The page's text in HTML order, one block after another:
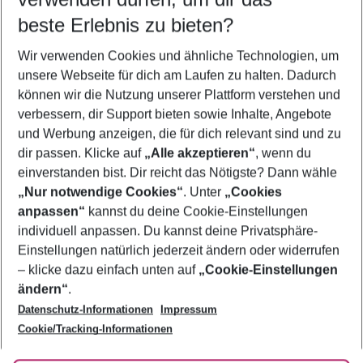
5-8 Nächte
2 Erwachsene Keine Kinder
Mehr Filter anzeigen
Footer
Footer navigation
Über uns
AGB
Bestpreisgarantie
Cookie-Einstellungen ändern
Cookie-Richtlinie
Agenturbetreuung
Barrierefreies Reisen
Folge uns
beste Erlebnis zu bieten?
Wir verwenden Cookies und ähnliche Technologien, um
unsere Webseite für dich am Laufen zu halten. Dadurch
können wir die Nutzung unserer Plattform verstehen und
verbessern, dir Support bieten sowie Inhalte, Angebote
und Werbung anzeigen, die für dich relevant sind und zu
dir passen. Klicke auf „Alle akzeptieren“, wenn du
einverstanden bist. Dir reicht das Nötigste? Dann wähle
„Nur notwendige Cookies“. Unter „Cookies
anpassen“ kannst du deine Cookie-Einstellungen
individuell anpassen. Du kannst deine Privatsphäre-
Einstellungen natürlich jederzeit ändern oder widerrufen
– klicke dazu einfach unten auf „Cookie-Einstellungen
ändern“.
Datenschutz-Informationen
Impressum
Cookie/Tracking-Informationen